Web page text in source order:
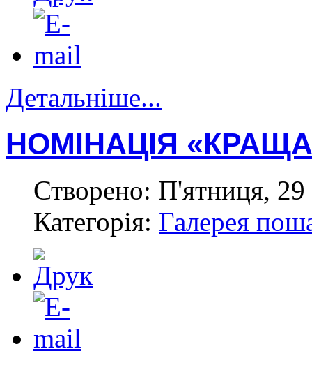
Детальніше...
НОМІНАЦІЯ
Створено: П'ятниця, 29
Категорія: Галерея